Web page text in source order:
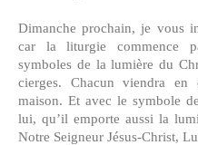
Dimanche prochain, je vous
car la liturgie commence
symboles de la lumière du
cierges. Chacun viendra
maison. Et avec le symbole
lui, qu’il emporte aussi la
Notre Seigneur Jésus-Christ,